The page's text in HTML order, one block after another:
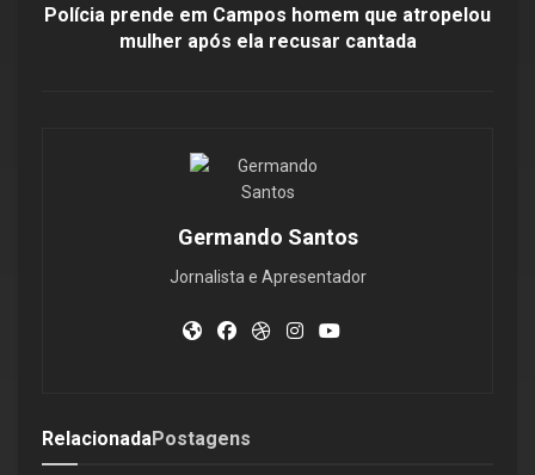
Polícia prende em Campos homem que atropelou
mulher após ela recusar cantada
Germando Santos
Jornalista e Apresentador
RelacionadaPostagens